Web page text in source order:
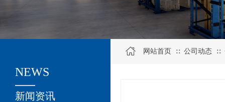
关于我们
新闻资讯
NEWS
网站首页 ∷ 公司动态 ∷